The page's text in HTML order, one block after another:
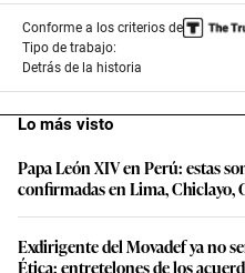
Conforme a los criterios de
Tipo de trabajo:
Detrás de la historia
Lo más visto
Papa León XIV en Perú: estas
confirmadas en Lima, Chiclayo,
Exdirigente del Movadef ya no
Ética: entretelones de los